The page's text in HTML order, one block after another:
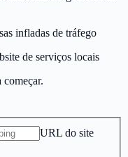
infladas de tráfego
de serviços locais
URL do site